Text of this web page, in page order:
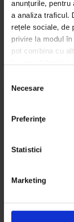
anunțurile, pentru
a analiza traficul.
rețele sociale, de
privire la modul
pot combina cu
în urma folosirii
process your
consimțământului
Necesare
Preferinţe
Statistici
Marketing
organizarea
CITESTE MAI
Andreea Bitca